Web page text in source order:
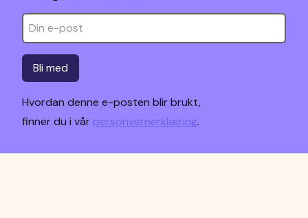
Bli med
Hvordan denne e-posten blir brukt,
finner du i vår personvernerklæring.